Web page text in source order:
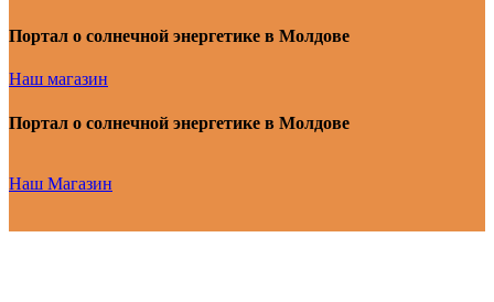
Портал о солнечной энергетике в Молдове
Наш магазин
Портал о солнечной энергетике в Молдове
Наш Магазин